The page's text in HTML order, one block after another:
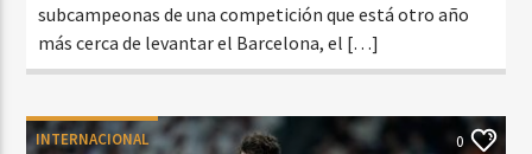
subcampeonas de una competición que está otro año
más cerca de levantar el Barcelona, el […]
INTERNACIONAL 0